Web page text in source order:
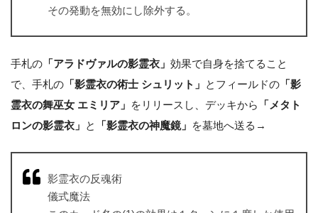
その発動を無効にし除外する。
手札の 「アラドヴァルの影霊衣」 効果で自身を捨てること
で、手札の 「影霊衣の術士 シュリット」 とフィールドの 「影
霊衣の舞巫女 エミリア」 をリリースし、デッキから
「メタト
ロンの影霊衣」 と 「影霊衣の神魔鏡」 を墓地へ送る→
影霊衣の反魂術
儀式魔法